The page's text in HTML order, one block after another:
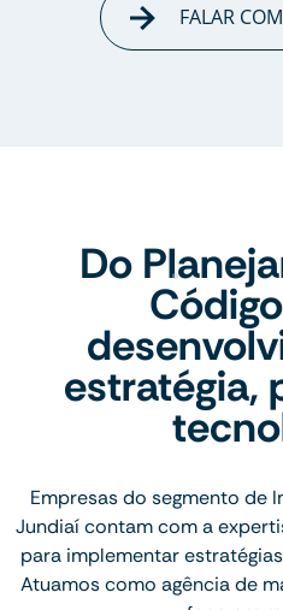
FALAR
Do
estratégia,
Empresas do segmento de
Jundiaí contam com a
para implementar
Atuamos como agência de